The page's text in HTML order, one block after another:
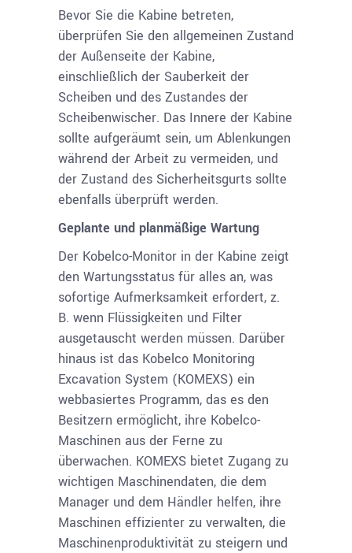
Bevor Sie die Kabine betreten,
überprüfen Sie den allgemeinen Zustand
der Außenseite der Kabine,
einschließlich der Sauberkeit der
Scheiben und des Zustandes der
Scheibenwischer. Das Innere der Kabine
sollte aufgeräumt sein, um Ablenkungen
während der Arbeit zu vermeiden, und
der Zustand des Sicherheitsgurts sollte
ebenfalls überprüft werden.
Geplante und planmäßige Wartung
Der Kobelco-Monitor in der Kabine zeigt
den Wartungsstatus für alles an, was
sofortige Aufmerksamkeit erfordert, z.
B. wenn Flüssigkeiten und Filter
ausgetauscht werden müssen. Darüber
hinaus ist das Kobelco Monitoring
Excavation System (KOMEXS) ein
webbasiertes Programm, das es den
Besitzern ermöglicht, ihre Kobelco-
Maschinen aus der Ferne zu
überwachen. KOMEXS bietet Zugang zu
wichtigen Maschinendaten, die dem
Manager und dem Händler helfen, ihre
Maschinen effizienter zu verwalten, die
Maschinenproduktivität zu steigern und